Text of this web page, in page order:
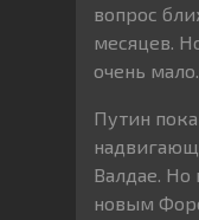
вопрос
месяцев.
очень мало.
Путин пока
Валдае. Но
новым